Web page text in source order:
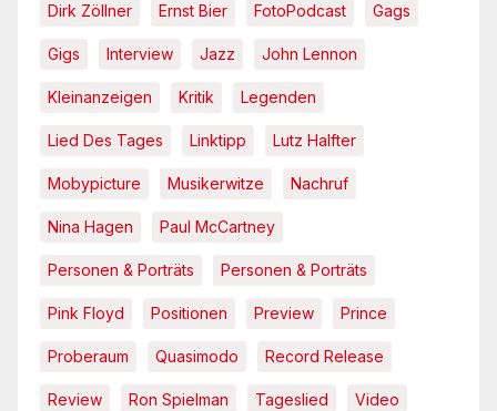
Dirk Zöllner Ernst Bier FotoPodcast Gags
Gigs Interview Jazz John Lennon
Kleinanzeigen Kritik Legenden
Lied Des Tages Linktipp Lutz Halfter
Mobypicture Musikerwitze Nachruf
Nina Hagen Paul McCartney
Personen & Porträts Personen & Porträts
Pink Floyd Positionen Preview Prince
Proberaum Quasimodo Record Release
Review Ron Spielman Tageslied Video